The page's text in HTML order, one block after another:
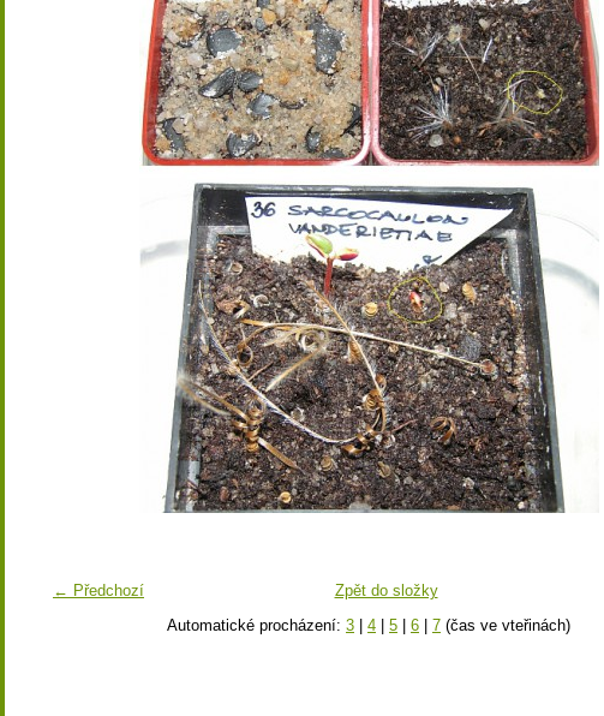
← Předchozí
Zpět do složky
Automatické procházení: 3 4 5 6 7 (čas ve vteřinách)